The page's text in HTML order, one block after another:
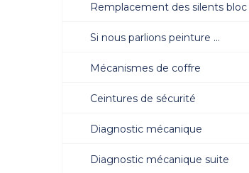
Remplacement des silents bloc
Si nous parlions peinture ...
Mécanismes de coffre
Ceintures de sécurité
Diagnostic mécanique
Diagnostic mécanique suite